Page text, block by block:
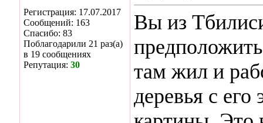
Регистрация: 17.07.2017
Сообщений: 163
Спасибо: 83
Поблагодарили 21 раз(а)
в 19 сообщениях
Репутация: 30
Вы из
там жил и
деревья с